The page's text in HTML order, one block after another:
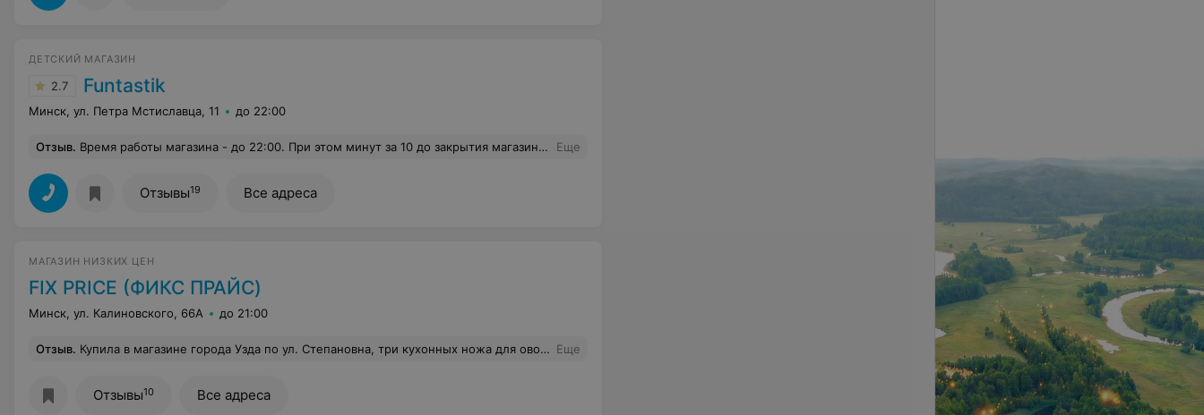
ДЕТСКИЙ МАГАЗИН
2.7 Funtastik
Минск, ул. Петра Мстиславца, 11 до 22:00
Отзыв. Время работы магазина - до 22:00. При этом минут за 10 до закрытия магазина продавец с порога объявляет, что касса не работает, т.к. часы на кассе показывают 22 с чем-то, считая данный баг достаточным аргументом и не признавая, что это косяк магазина. И не прекращает спорить, доказывая, что ну часы же на кассе показывают...и далее по тексту. Очень неприятное впечатление. До этого был опыт, когда кассир и продавец при мне , ничуть не стесняясь, обсуждали предыдущих покупателей, по закону жанра, не в лучшем свете. Уважаемое руководство, обратите внимание на персонал данного магазина, а особенно на их ЧАСЫ НА КАССЕ Еще
Отзывы19 Все адреса
МАГАЗИН НИЗКИХ ЦЕН
FIX PRICE (ФИКС ПРАЙС)
Минск, ул. Калиновского, 66A до 21:00
Отзыв. Купила в магазине города Узда по ул. Степановна, три кухонных ножа для овощей, все они сломались с первого дня применения,придя в магазин с чеком, через пять дней,заведующая магазином дала ясно понять что замены не будет. Поэтому хотите выбросить деньги, идите в эту сеть магазинов. Еще
Отзывы10 Все адреса